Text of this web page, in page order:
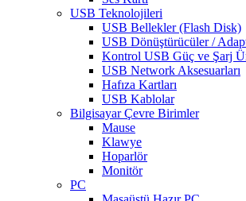
USB Teknolojileri
USB Bellekler (Flash Disk)
USB Dönüştürücüler /
Kontrol USB Güç ve Şarj
USB Network Aksesuarları
Hafıza Kartları
USB Kablolar
Bilgisayar Çevre Birimler
Mause
Klawye
Hoparlör
Monitör
PC